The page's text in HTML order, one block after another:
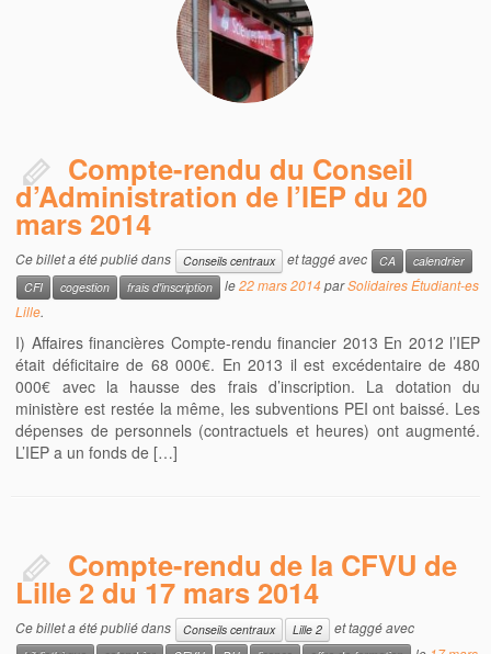
Compte-rendu du Conseil
d’Administration de l’IEP du 20
mars 2014
Ce billet a été publié dans Conseils centraux et taggé avec CA
calendrier
CFI
cogestion frais d'inscription le22 mars 2014parSolidaires Étudiant-es
Lille.
I) Affaires financières Compte-rendu financier 2013 En 2012 l’IEP
était déficitaire de 68 000€. En 2013 il est excédentaire de 480
000€ avec la hausse des frais d’inscription. La dotation du
ministère est restée la même, les subventions PEI ont baissé. Les
dépenses de personnels (contractuels et heures) ont augmenté.
L’IEP a un fonds de […]
Compte-rendu de la CFVU de
Lille 2 du 17 mars 2014
Ce billet a été publié dans Conseils centraux Lille 2 et taggé avec